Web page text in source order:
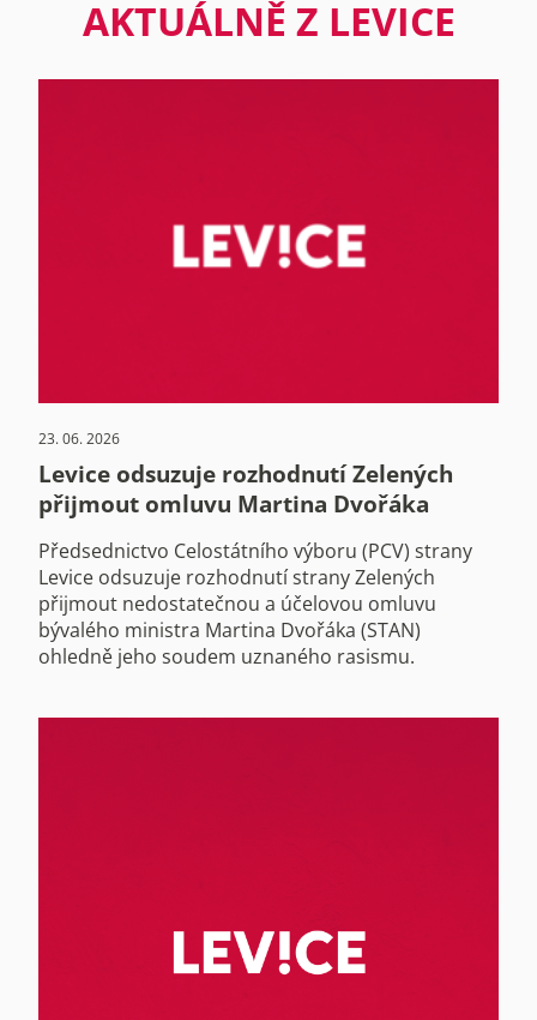
AKTUÁLNĚ Z LEVICE
23. 06. 2026
Levice odsuzuje rozhodnutí Zelených
přijmout omluvu Martina Dvořáka
Předsednictvo Celostátního výboru (PCV) strany
Levice odsuzuje rozhodnutí strany Zelených
přijmout nedostatečnou a účelovou omluvu
bývalého ministra Martina Dvořáka (STAN)
ohledně jeho soudem uznaného rasismu.